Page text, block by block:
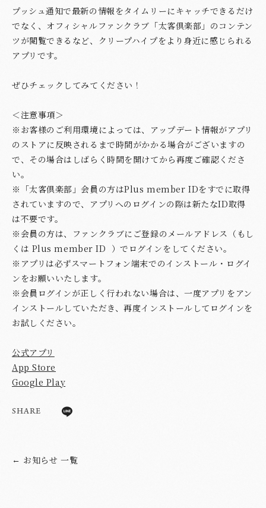
プッシュ通知で最新の情報をタイムリーにキャッチできるだけ
でなく、オフィシャルファンクラブ「太客倶楽部」のコンテン
ツが閲覧できるなど、クリープハイプをより身近に感じられる
アプリです。
ぜひチェックしてみてください！
＜注意事項＞
※お客様のご利用環境によっては、アップデート情報がアプリ
のストアに反映されるまで時間がかかる場合がございますの
で、その場合はしばらく時間を開けてから再度ご確認くださ
い。
※「太客倶楽部」会員の方はPlus member IDをすでに取得
されていますので、アプリへのログインの際は新たなID取得
は不要です。
※会員の方は、ファンクラブにご登録のメールアドレス（もし
くは Plus member ID ）でログインをしてください。
※アプリは必ずスマートフォン端末でのインストール・ログイ
ンをお願いいたします。
※会員ログインが正しく行われない場合は、一度アプリをアン
インストールしていただき、再度インストールしてログインを
お試しください。
公式アプリ
App Store
Google Play
SHARE
← お知らせ 一覧